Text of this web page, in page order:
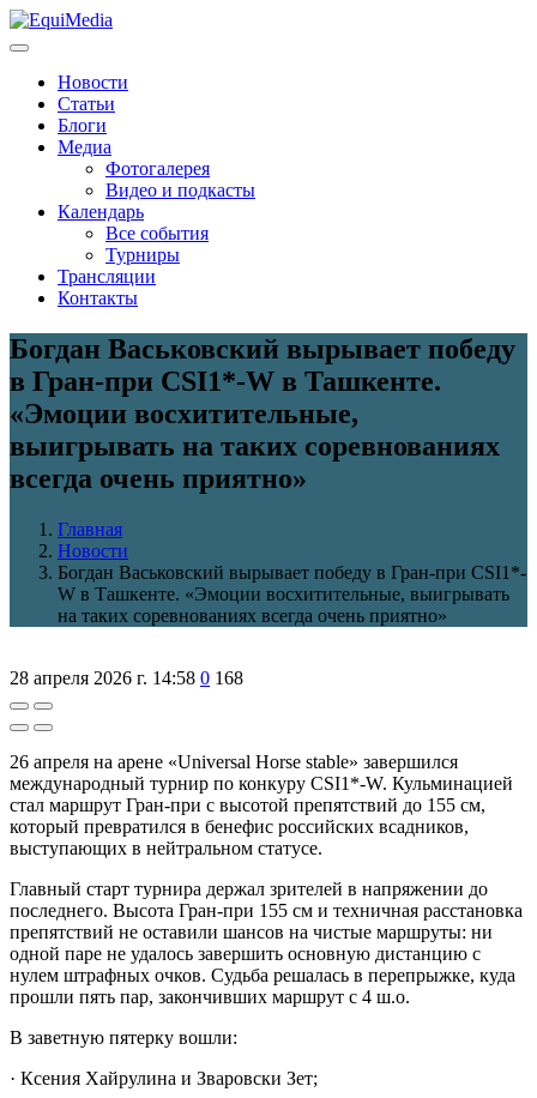
Новости
Статьи
Блоги
Медиа
Фотогалерея
Видео и подкасты
Календарь
Все события
Турниры
Трансляции
Контакты
Богдан Васьковский вырывает победу
в Гран-при CSI1*-W в Ташкенте.
«Эмоции восхитительные,
выигрывать на таких соревнованиях
всегда очень приятно»
Главная
Новости
Богдан Васьковский вырывает победу в Гран-при CSI1*-
W в Ташкенте. «Эмоции восхитительные, выигрывать
на таких соревнованиях всегда очень приятно»
28 апреля 2026 г. 14:58 0 168
26 апреля на арене «Universal Horse stable» завершился
международный турнир по конкуру CSI1*-W. Кульминацией
стал маршрут Гран-при с высотой препятствий до 155 см,
который превратился в бенефис российских всадников,
выступающих в нейтральном статусе.
Главный старт турнира держал зрителей в напряжении до
последнего. Высота Гран-при 155 см и техничная расстановка
препятствий не оставили шансов на чистые маршруты: ни
одной паре не удалось завершить основную дистанцию с
нулем штрафных очков. Судьба решалась в перепрыжке, куда
прошли пять пар, закончивших маршрут с 4 ш.о.
В заветную пятерку вошли:
· Ксения Хайрулина и Зваровски Зет;